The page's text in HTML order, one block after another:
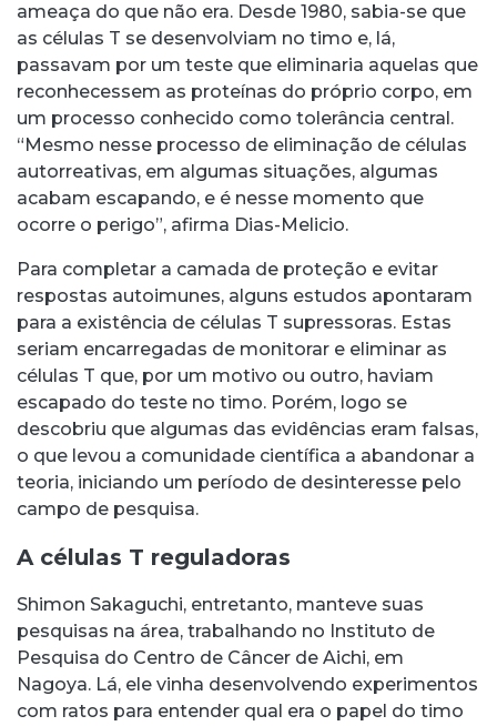
ameaça do que não era. Desde 1980, sabia-se que
as células T se desenvolviam no timo e, lá,
passavam por um teste que eliminaria aquelas que
reconhecessem as proteínas do próprio corpo, em
um processo conhecido como tolerância central.
“Mesmo nesse processo de eliminação de células
autorreativas, em algumas situações, algumas
acabam escapando, e é nesse momento que
ocorre o perigo”, afirma Dias-Melicio.
Para completar a camada de proteção e evitar
respostas autoimunes, alguns estudos apontaram
para a existência de células T supressoras. Estas
seriam encarregadas de monitorar e eliminar as
células T que, por um motivo ou outro, haviam
escapado do teste no timo. Porém, logo se
descobriu que algumas das evidências eram falsas,
o que levou a comunidade científica a abandonar a
teoria, iniciando um período de desinteresse pelo
campo de pesquisa.
A células T reguladoras
Shimon Sakaguchi, entretanto, manteve suas
pesquisas na área, trabalhando no Instituto de
Pesquisa do Centro de Câncer de Aichi, em
Nagoya. Lá, ele vinha desenvolvendo experimentos
com ratos para entender qual era o papel do timo